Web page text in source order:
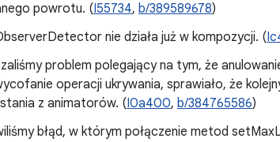
powrotu. (I55734, b/389589678)
nie działa już w kompozycji. (
problem polegający na tym, że
operacji ukrywania, sprawiało, że
z animatorów. (I0a400, b/384765586)
błąd, w którym połączenie metod